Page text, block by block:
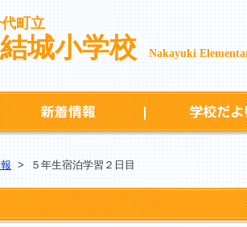
町立
城小学校 Nakayuki
校概要 新着情報
> ５年生宿泊学習２日目